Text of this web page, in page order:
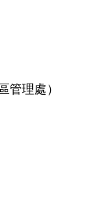
管理處）